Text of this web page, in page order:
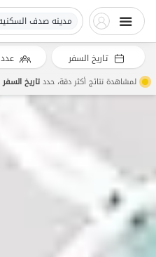
مدینه صدف
تاريخ السفر
لمشاهدة نتائج أكثر دقة، حددتاريخ السفر